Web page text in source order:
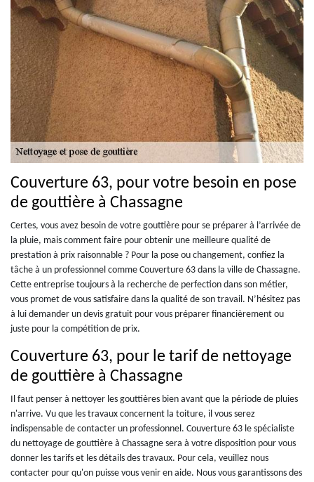
Couverture 63, pour votre besoin en pose
de gouttière à Chassagne
Certes, vous avez besoin de votre gouttière pour se préparer à l’arrivée de
la pluie, mais comment faire pour obtenir une meilleure qualité de
prestation à prix raisonnable ? Pour la pose ou changement, confiez la
tâche à un professionnel comme Couverture 63 dans la ville de Chassagne.
Cette entreprise toujours à la recherche de perfection dans son métier,
vous promet de vous satisfaire dans la qualité de son travail. N’hésitez pas
à lui demander un devis gratuit pour vous préparer financièrement ou
juste pour la compétition de prix.
Couverture 63, pour le tarif de nettoyage
de gouttière à Chassagne
Il faut penser à nettoyer les gouttières bien avant que la période de pluies
n'arrive. Vu que les travaux concernent la toiture, il vous serez
indispensable de contacter un professionnel. Couverture 63 le spécialiste
du nettoyage de gouttière à Chassagne sera à votre disposition pour vous
donner les tarifs et les détails des travaux. Pour cela, veuillez nous
contacter pour qu'on puisse vous venir en aide. Nous vous garantissons des